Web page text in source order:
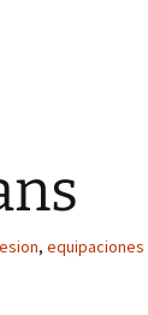
, equipaciones